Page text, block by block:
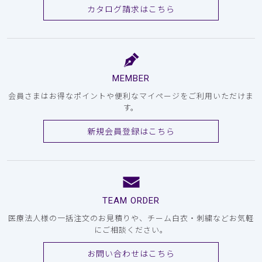
カタログ請求はこちら
MEMBER
会員さまはお得なポイントや便利なマイページをご利用いただけま
す。
新規会員登録はこちら
TEAM ORDER
医療法人様の一括注文のお見積りや、チーム白衣・刺繍などお気軽
にご相談ください。
お問い合わせはこちら